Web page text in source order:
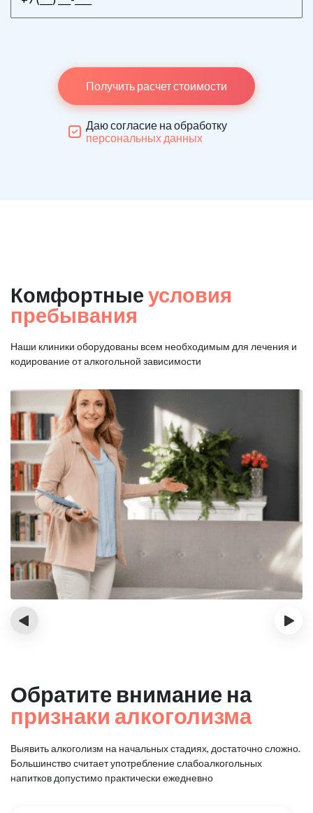
Получить расчет стоимости
Даю согласие на обработку
персональных данных
Комфортные условия
пребывания
Наши клиники оборудованы всем необходимым для лечения и
кодирование от алкогольной зависимости
‹ ›
Обратите внимание на
признаки алкоголизма
Выявить алкоголизм на начальных стадиях, достаточно сложно.
Большинство считает употребление слабоалкогольных
напитков допустимо практически ежедневно